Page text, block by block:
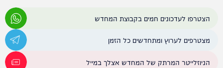
הצטרפו לעדכונים חמים בקבוצת המחדש
מצטרפים לערוץ ומתחדשים כל הזמן
הניוזלייטר המרתק של המחדש אצלך במייל